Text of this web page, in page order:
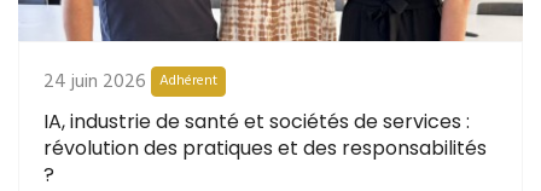
24 juin 2026 Adhérent
IA, industrie de santé et sociétés de services :
révolution des pratiques et des responsabilités
?